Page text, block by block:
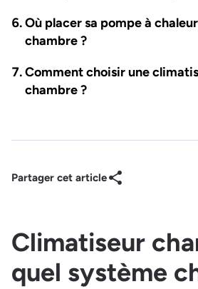
Où placer sa pompe à
chambre ?
Comment choisir une
chambre ?
Partager cet article
Climatiseur
quel système